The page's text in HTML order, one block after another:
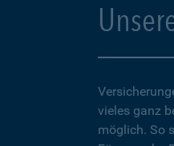
vieles ganz
möglich. So